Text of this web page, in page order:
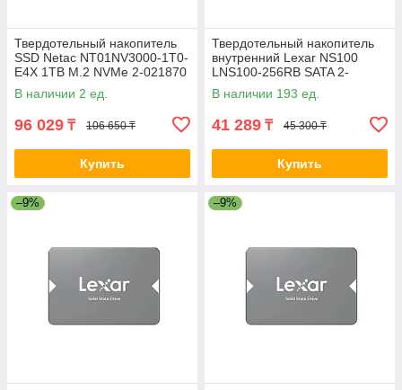
Твердотельный накопитель
SSD Netac NT01NV3000-1T0-
E4X 1TB M.2 NVMe 2-021870
В наличии 2 ед.
96 029 ₸ 106 650 ₸
Купить
Твердотельный накопитель
внутренний Lexar NS100
LNS100-256RB SATA 2-
037147
В наличии 193 ед.
41 289 ₸ 45 300 ₸
Купить
–9% –9%